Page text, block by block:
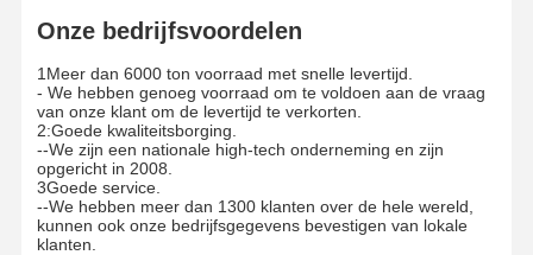
Onze bedrijfsvoordelen
1Meer dan 6000 ton voorraad met snelle levertijd.
- We hebben genoeg voorraad om te voldoen aan de vraag
van onze klant om de levertijd te verkorten.
2:Goede kwaliteitsborging.
--We zijn een nationale high-tech onderneming en zijn
opgericht in 2008.
3Goede service.
--We hebben meer dan 1300 klanten over de hele wereld,
kunnen ook onze bedrijfsgegevens bevestigen van lokale
klanten.